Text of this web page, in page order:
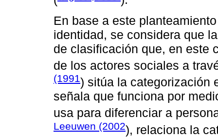
En base a este
identidad, se considera que
de clasificación que, en este
de los actores sociales a
(1991) sitúa la categorización
señala que funciona por
usa para diferenciar a
Leeuwen (2002), relaciona la